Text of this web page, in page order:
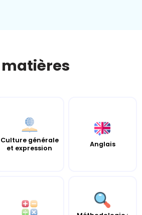
Culture générale
et expression
Anglais